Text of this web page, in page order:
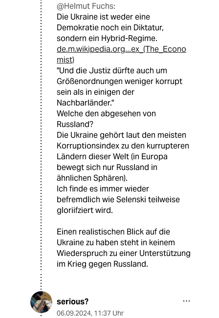
@Helmut Fuchs:
Die Ukraine ist weder eine
Demokratie noch ein Diktatur,
sondern ein Hybrid-Regime.
de.m.wikipedia.org...ex_(The_Econo
mist)
"Und die Justiz dürfte auch um
Größenordnungen weniger korrupt
sein als in einigen der
Nachbarländer."
Welche den abgesehen von
Russland?
Die Ukraine gehört laut den meisten
Korruptionsindex zu den kurrupteren
Ländern dieser Welt (in Europa
bewegt sich nur Russland in
ähnlichen Sphären).
Ich finde es immer wieder
befremdlich wie Selenski teilweise
gloriifziert wird.
Einen realistischen Blick auf die
Ukraine zu haben steht in keinem
Wiederspruch zu einer Unterstützung
im Krieg gegen Russland.
serious?
06.09.2024, 11:37 Uhr